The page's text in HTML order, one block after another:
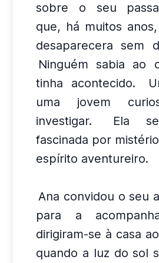
sobre o seu
que, há muitos
desaparecera sem
Ninguém sabia ao
tinha acontecido.
uma jovem
investigar.
Ela
fascinada por
espírito aventureiro.
Ana convidou o seu
para a
dirigiram-se à casa
quando a luz do sol